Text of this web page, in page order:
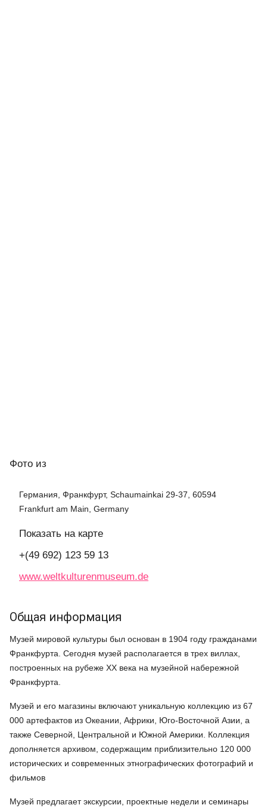
Фото из
Германия, Франкфурт, Schaumainkai 29-37, 60594
Frankfurt am Main, Germany
Показать на карте
+(49 692) 123 59 13
www.weltkulturenmuseum.de
Общая информация
Музей мировой культуры был основан в 1904 году гражданами
Франкфурта. Сегодня музей располагается в трех виллах,
построенных на рубеже XX века на музейной набережной
Франкфурта.
Музей и его магазины включают уникальную коллекцию из 67
000 артефактов из Океании, Африки, Юго-Восточной Азии, а
также Северной, Центральной и Южной Америки. Коллекция
дополняется архивом, содержащим приблизительно 120 000
исторических и современных этнографических фотографий и
фильмов
Музей предлагает экскурсии, проектные недели и семинары